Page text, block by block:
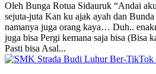
Oleh Bunga Rotua Sidauruk “Andai
sejuta-juta Kan ku ajak ayah dan
namanya juga orang kaya… Duh..
juga bisa Pergi kemana saja bisa (Bisa
Pasti bisa Asal...